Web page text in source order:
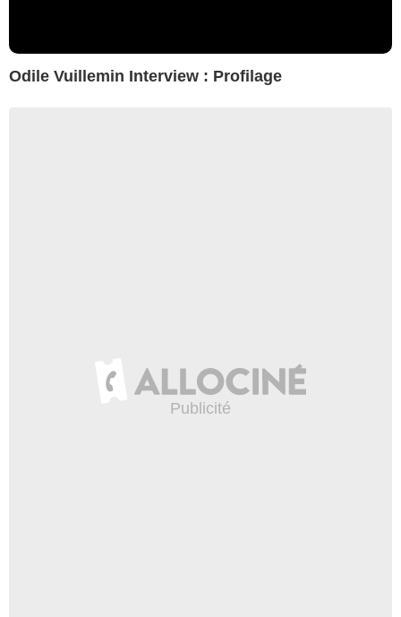
Odile Vuillemin Interview : Profilage